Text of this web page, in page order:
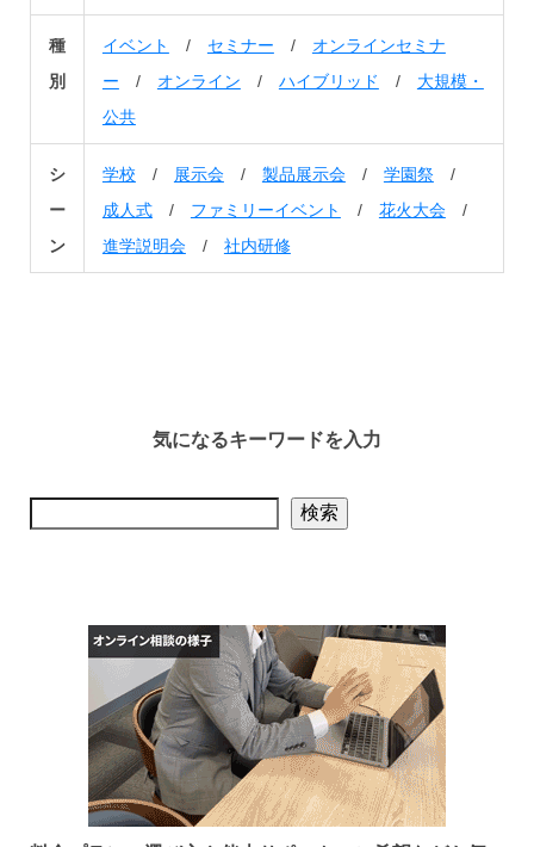
種
別
イベント / セミナー / オンラインセミナ
ー / オンライン / ハイブリッド / 大規模・
公共
シ
ー
ン
学校 / 展示会/ 製品展示会/ 学園祭/
成人式/ ファミリーイベント / 花火大会/
進学説明会/ 社内研修
気になるキーワードを入力
検索